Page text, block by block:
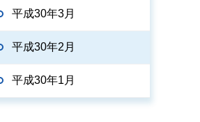
平成30年3月
平成30年2月
平成30年1月